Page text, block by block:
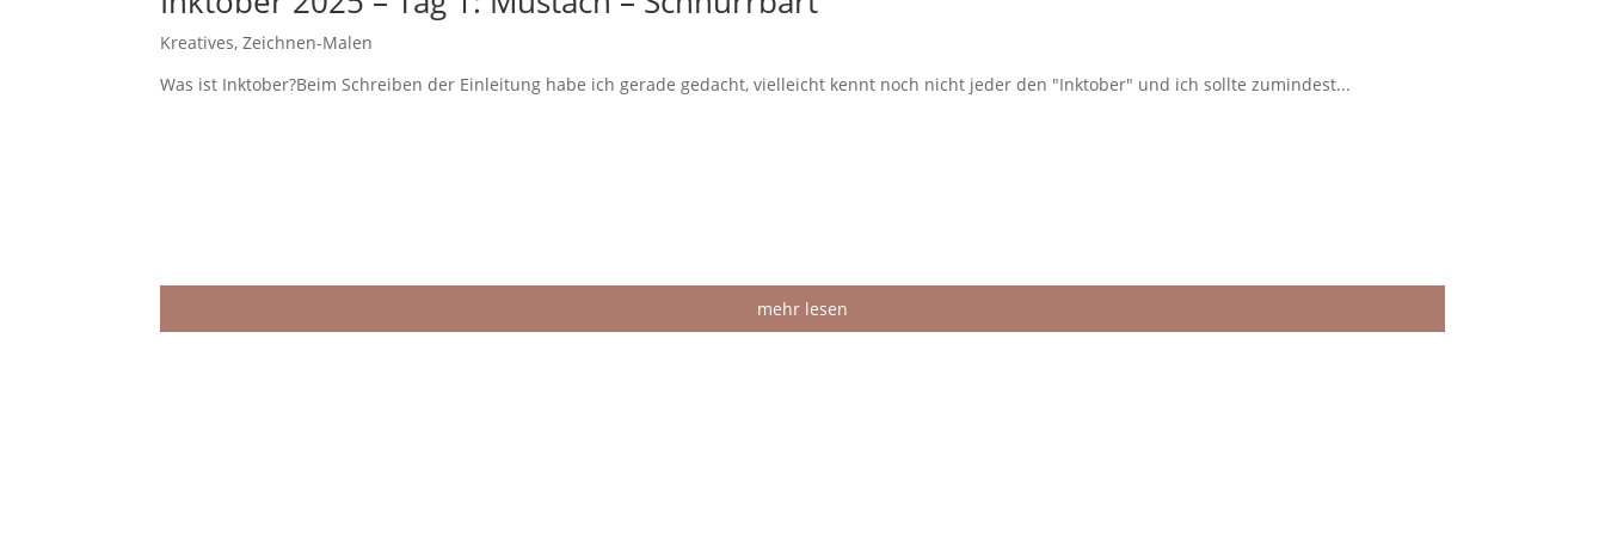
Kreatives,Zeichnen-Malen
Was ist Inktober?Beim Schreiben der Einleitung habe ich gerade gedacht, vielleicht kennt noch nicht jeder den "Inktober" und ich sollte zumindest...
mehr lesen